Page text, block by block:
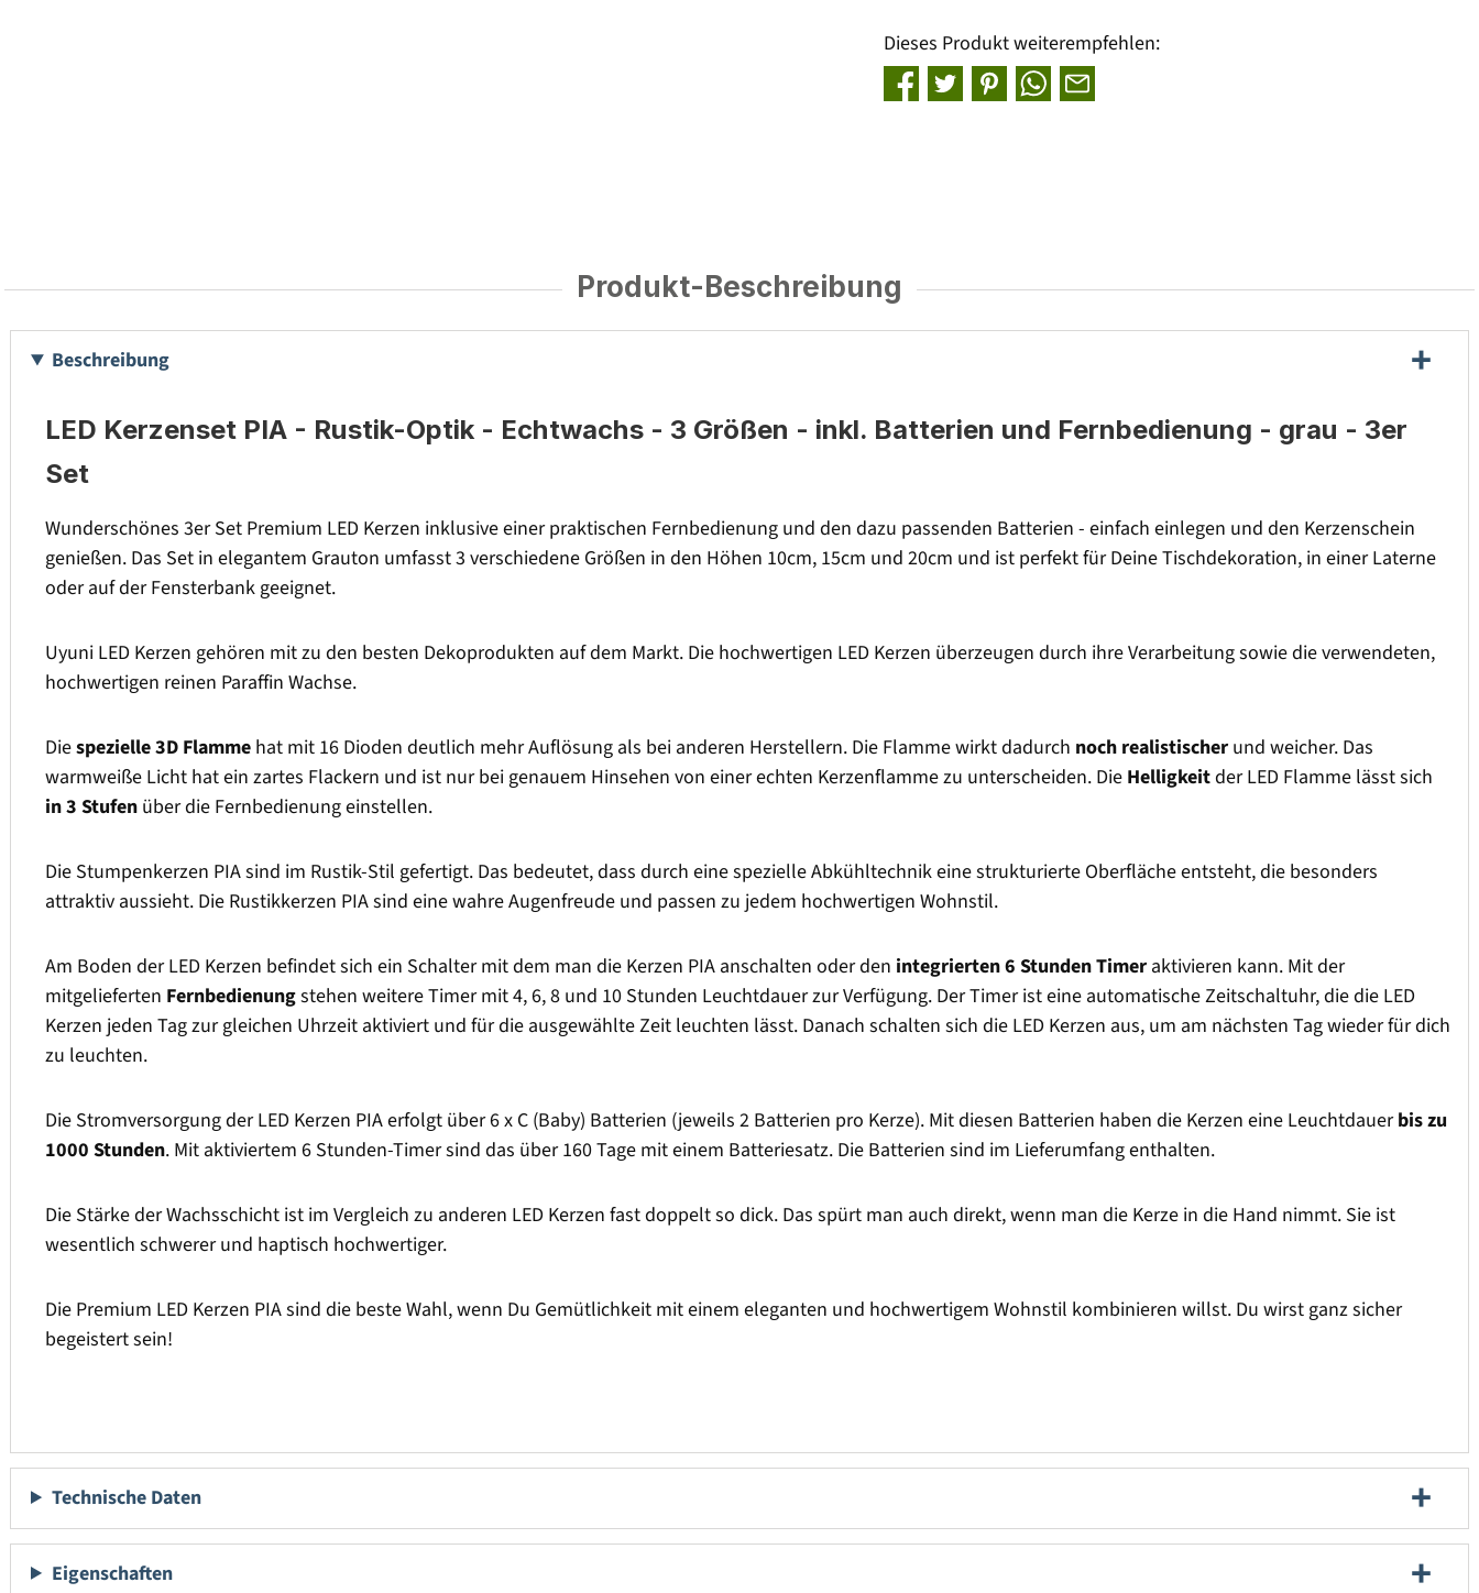
Dieses Produkt weiterempfehlen:
Produkt-Beschreibung
Beschreibung
LED Kerzenset PIA - Rustik-Optik - Echtwachs - 3 Größen - inkl. Batterien und Fernbedienung - grau - 3er
Set
Wunderschönes 3er Set Premium LED Kerzen inklusive einer praktischen Fernbedienung und den dazu passenden Batterien - einfach einlegen und den Kerzenschein
genießen. Das Set in elegantem Grauton umfasst 3 verschiedene Größen in den Höhen 10cm, 15cm und 20cm und ist perfekt für Deine Tischdekoration, in einer Laterne
oder auf der Fensterbank geeignet.
Uyuni LED Kerzen gehören mit zu den besten Dekoprodukten auf dem Markt. Die hochwertigen LED Kerzen überzeugen durch ihre Verarbeitung sowie die verwendeten,
hochwertigen reinen Paraffin Wachse.
Diespezielle 3D Flamme hat mit 16 Dioden deutlich mehr Auflösung als bei anderen Herstellern. Die Flamme wirkt dadurch noch realistischer und weicher. Das
warmweiße Licht hat ein zartes Flackern und ist nur bei genauem Hinsehen von einer echten Kerzenflamme zu unterscheiden. Die Helligkeitder LED Flamme lässt sich
in 3 Stufen über die Fernbedienung einstellen.
Die Stumpenkerzen PIA sind im Rustik-Stil gefertigt. Das bedeutet, dass durch eine spezielle Abkühltechnik eine strukturierte Oberfläche entsteht, die besonders
attraktiv aussieht. Die Rustikkerzen PIA sind eine wahre Augenfreude und passen zu jedem hochwertigen Wohnstil.
Am Boden der LED Kerzen befindet sich ein Schalter mit dem man die Kerzen PIA anschalten oder den integrierten 6 Stunden Timer aktivieren kann. Mit der
mitgelieferten Fernbedienungstehen weitere Timer mit 4, 6, 8 und 10 Stunden Leuchtdauer zur Verfügung. Der Timer ist eine automatische Zeitschaltuhr, die die LED
Kerzen jeden Tag zur gleichen Uhrzeit aktiviert und für die ausgewählte Zeit leuchten lässt. Danach schalten sich die LED Kerzen aus, um am nächsten Tag wieder für dich
zu leuchten.
Die Stromversorgung der LED Kerzen PIA erfolgt über 6 x C (Baby) Batterien (jeweils 2 Batterien pro Kerze). Mit diesen Batterien haben die Kerzen eine Leuchtdauerbis zu
1000 Stunden. Mit aktiviertem 6 Stunden-Timer sind das über 160 Tage mit einem Batteriesatz. Die Batterien sind im Lieferumfang enthalten.
Die Stärke der Wachsschicht ist im Vergleich zu anderen LED Kerzen fast doppelt so dick. Das spürt man auch direkt, wenn man die Kerze in die Hand nimmt. Sie ist
wesentlich schwerer und haptisch hochwertiger.
Die Premium LED Kerzen PIA sind die beste Wahl, wenn Du Gemütlichkeit mit einem eleganten und hochwertigem Wohnstil kombinieren willst. Du wirst ganz sicher
begeistert sein!
Technische Daten
Eigenschaften